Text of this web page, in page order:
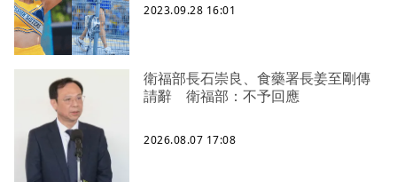
2023.09.28 16:01
衛福部長石崇良、食藥署長姜至剛傳
請辭 衛福部：不予回應
2026.08.07 17:08